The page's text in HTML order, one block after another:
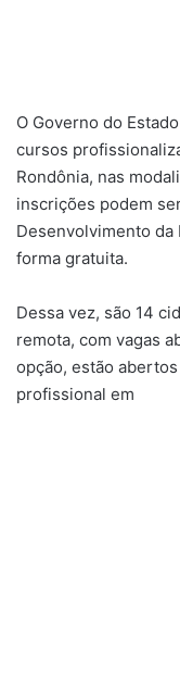
O Governo do
cursos
Rondônia, nas
inscrições podem
Desenvolvimento da
forma gratuita.
Dessa vez, são 14
remota, com vagas
opção, estão
profissional em